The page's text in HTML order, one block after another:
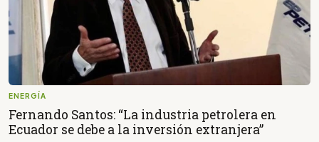
ENERGÍA
Fernando Santos: “La industria petrolera en
Ecuador se debe a la inversión extranjera”